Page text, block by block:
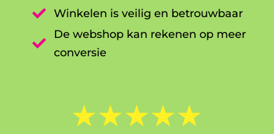

Winkelen is veilig en betrouwbaar

De webshop kan rekenen op meer
conversie
☆☆☆☆☆